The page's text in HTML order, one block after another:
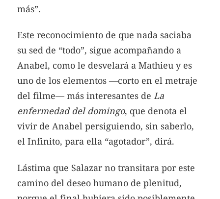
más”.
Este reconocimiento de que nada saciaba
su sed de “todo”, sigue acompañando a
Anabel, como le desvelará a Mathieu y es
uno de los elementos —corto en el metraje
del filme— más interesantes de La
enfermedad del domingo, que denota el
vivir de Anabel persiguiendo, sin saberlo,
el Infinito, para ella “agotador”, dirá.
Lástima que Salazar no transitara por este
camino del deseo humano de plenitud,